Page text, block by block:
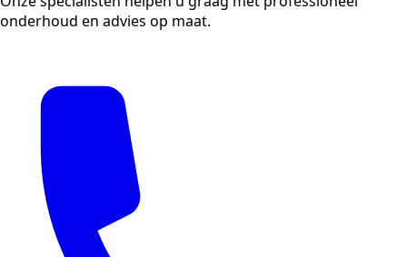
onderhoud en advies op maat.